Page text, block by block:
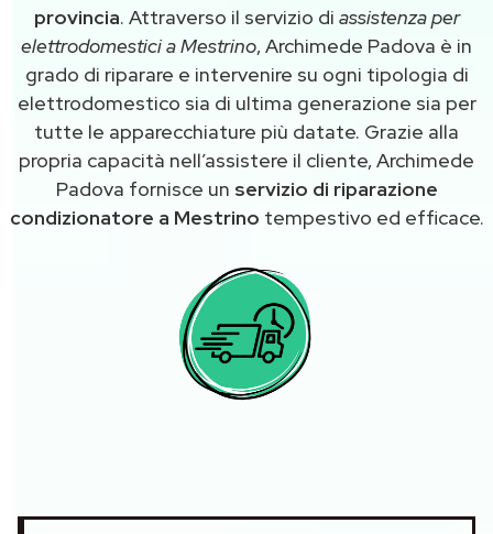
provincia. Attraverso il servizio di assistenza per
elettrodomestici a Mestrino, Archimede Padova è in
grado di riparare e intervenire su ogni tipologia di
elettrodomestico sia di ultima generazione sia per
tutte le apparecchiature più datate. Grazie alla
propria capacità nell’assistere il cliente, Archimede
Padova fornisce un servizio di riparazione
condizionatore a Mestrino tempestivo ed efficace.